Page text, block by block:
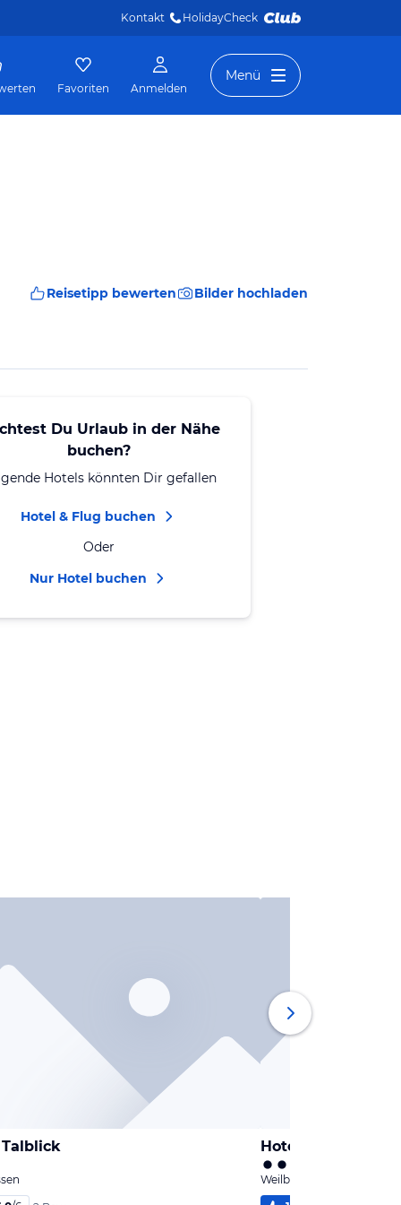
Kontakt HolidayCheck
Favoriten Anmelden
Menü
Reisetipp bewerten Bilder hochladen
Du Urlaub in der Nähe
buchen?
Hotels könnten Dir gefallen
Hotel & Flug buchen
Oder
Nur Hotel buchen
Hotel Gut
Weilbach, Bayern